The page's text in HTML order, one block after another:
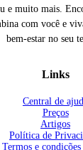
e muito mais.
com você e
bem-estar no seu
Links
Central de
Preços
Artigos
Política de
Termos e condições